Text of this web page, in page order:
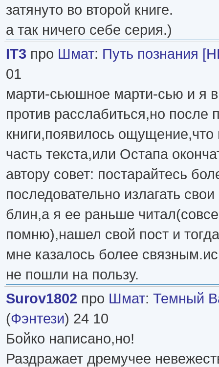
затянуто во второй книге.
а так ничего себе серия.)
IT3 про Шмат: Путь познания
01
марти-сьюшное марти-сью и я
против расслабиться,но после
книги,появилось ощущение,что
часть текста,или Остапа
автору совет: постарайтесь
последовательно излагать
блин,а я ее раньше
помню),нашел свой пост и
мне казалось более
не пошли на пользу.
Surov1802 про Шмат: Темный
(Фэнтези) 24 10
Бойко написано,но!
Раздражает дремучее